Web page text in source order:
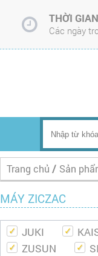
THỜI
Các ngày
Trang chủ / Sản
MÁY ZICZAC
JUKI
ZUSUN